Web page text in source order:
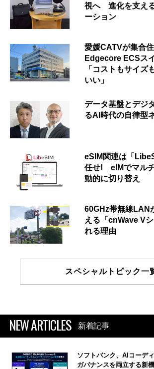
視へ 進化を支え
ーション
愛媛CATVが集合
Edgecore ECSス
「コストもサイズ
いい」
データ基盤とデジ
るAI時代の自律型
eSIM関連は「
任せ! eIMでマル
動的に切り替え
60GHz帯無線LAN
える「cnWave V
れる理由
スペシャルトピック一
NEW ARTICLES 新着記事
ソフトバンク、AIコーデ
ガバナンスを両立する新